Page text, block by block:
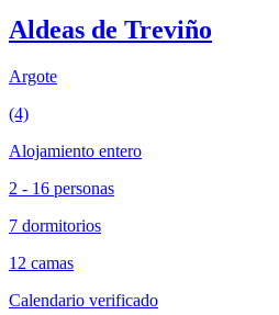
Aldeas de Treviño
Argote
(4)
Alojamiento entero
2 - 16 personas
7 dormitorios
12 camas
Calendario verificado